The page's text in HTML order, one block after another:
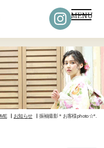
MENU
お知らせ 振袖撮影＊お客様photo☆*.